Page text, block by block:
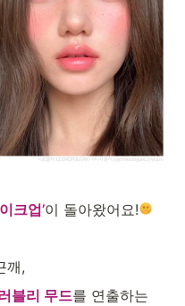
크업’이 돌아왔어요!
깨,
블리 무드를 연출하는